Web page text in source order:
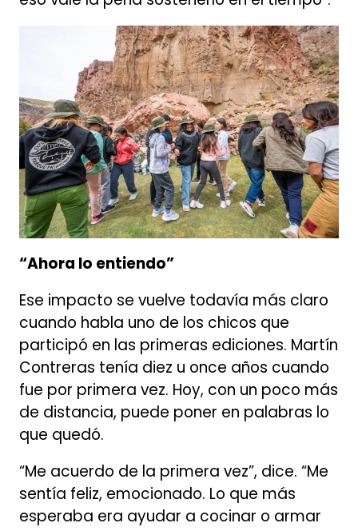
“Ahora lo entiendo”
Ese impacto se vuelve todavía más claro
cuando habla uno de los chicos que
participó en las primeras ediciones. Martín
Contreras tenía diez u once años cuando
fue por primera vez. Hoy, con un poco más
de distancia, puede poner en palabras lo
que quedó.
“Me acuerdo de la primera vez”, dice. “Me
sentía feliz, emocionado. Lo que más
esperaba era ayudar a cocinar o armar